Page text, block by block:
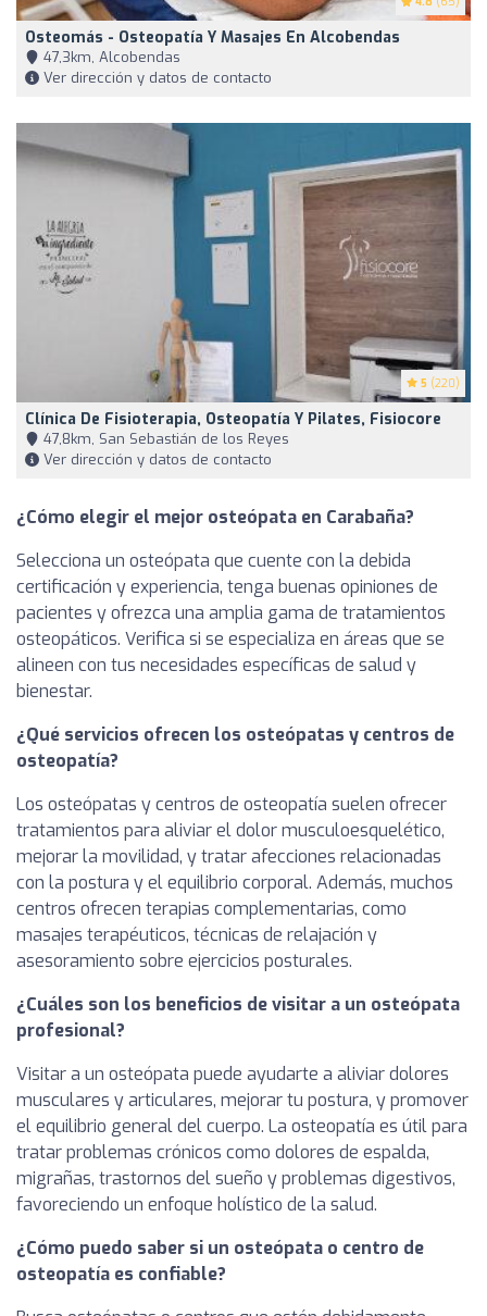
Osteomás - Osteopatía Y Masajes En Alcobendas
47,3km, Alcobendas
Ver dirección y datos de contacto
5 (220)
Clínica De Fisioterapia, Osteopatía Y Pilates, Fisiocore
47,8km, San Sebastián de los Reyes
Ver dirección y datos de contacto
¿Cómo elegir el mejor osteópata en Carabaña?
Selecciona un osteópata que cuente con la debida
certificación y experiencia, tenga buenas opiniones de
pacientes y ofrezca una amplia gama de tratamientos
osteopáticos. Verifica si se especializa en áreas que se
alineen con tus necesidades específicas de salud y
bienestar.
¿Qué servicios ofrecen los osteópatas y centros de
osteopatía?
Los osteópatas y centros de osteopatía suelen ofrecer
tratamientos para aliviar el dolor musculoesquelético,
mejorar la movilidad, y tratar afecciones relacionadas
con la postura y el equilibrio corporal. Además, muchos
centros ofrecen terapias complementarias, como
masajes terapéuticos, técnicas de relajación y
asesoramiento sobre ejercicios posturales.
¿Cuáles son los beneficios de visitar a un osteópata
profesional?
Visitar a un osteópata puede ayudarte a aliviar dolores
musculares y articulares, mejorar tu postura, y promover
el equilibrio general del cuerpo. La osteopatía es útil para
tratar problemas crónicos como dolores de espalda,
migrañas, trastornos del sueño y problemas digestivos,
favoreciendo un enfoque holístico de la salud.
¿Cómo puedo saber si un osteópata o centro de
osteopatía es confiable?